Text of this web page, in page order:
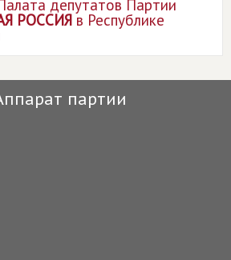
депутатов Партии
РОССИЯв Республике
партии